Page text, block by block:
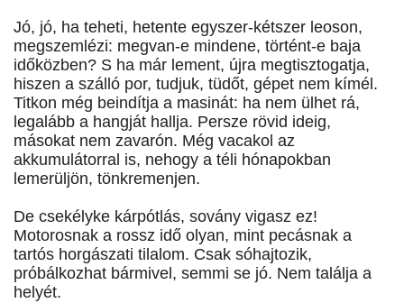
Jó, jó, ha teheti, hetente egyszer-kétszer leoson,
megszemlézi: megvan-e mindene, történt-e baja
időközben? S ha már lement, újra megtisztogatja,
hiszen a szálló por, tudjuk, tüdőt, gépet nem kímél.
Titkon még beindítja a masinát: ha nem ülhet rá,
legalább a hangját hallja. Persze rövid ideig,
másokat nem zavarón. Még vacakol az
akkumulátorral is, nehogy a téli hónapokban
lemerüljön, tönkremenjen.
De csekélyke kárpótlás, sovány vigasz ez!
Motorosnak a rossz idő olyan, mint pecásnak a
tartós horgászati tilalom. Csak sóhajtozik,
próbálkozhat bármivel, semmi se jó. Nem találja a
helyét.